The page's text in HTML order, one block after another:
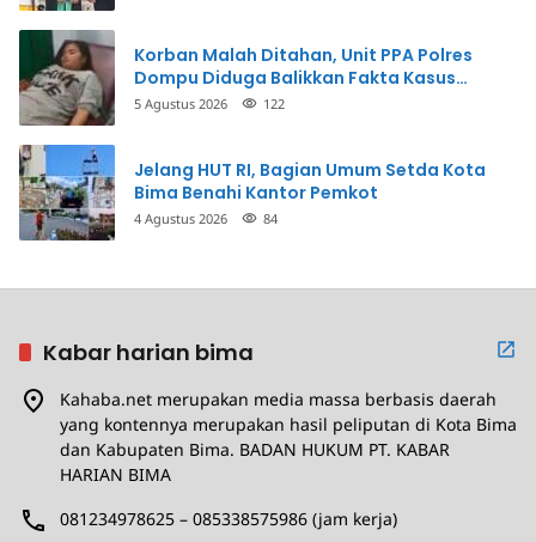
Korban Malah Ditahan, Unit PPA Polres
Dompu Diduga Balikkan Fakta Kasus
Penganiayaan
5 Agustus 2026 122
Jelang HUT RI, Bagian Umum Setda Kota
Bima Benahi Kantor Pemkot
4 Agustus 2026 84
Kabar harian bima
Kahaba.net merupakan media massa berbasis daerah
yang kontennya merupakan hasil peliputan di Kota Bima
dan Kabupaten Bima. BADAN HUKUM PT. KABAR
HARIAN BIMA
081234978625 – 085338575986 (jam kerja)